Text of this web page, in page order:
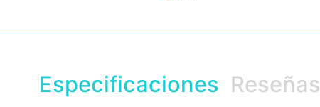
Especificaciones Reseñas